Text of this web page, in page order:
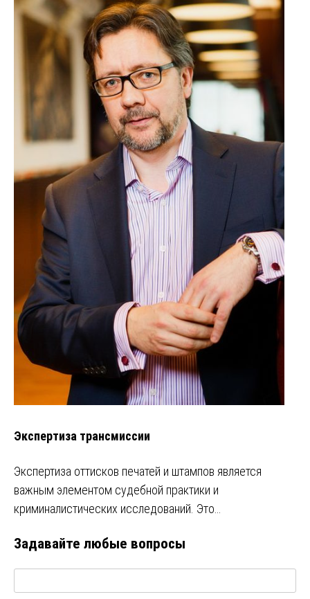
Экспертиза трансмиссии
Экспертиза оттисков печатей и штампов является
важным элементом судебной практики и
криминалистических исследований. Это…
Задавайте любые вопросы